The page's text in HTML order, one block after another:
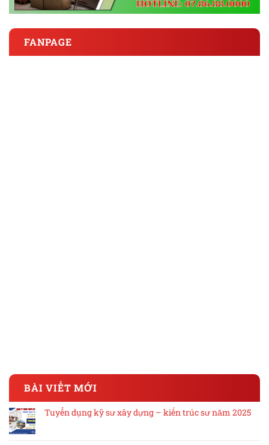
FANPAGE
BÀI VIẾT MỚI
Tuyển dụng kỹ sư xây dựng – kiến trúc sư năm 2025